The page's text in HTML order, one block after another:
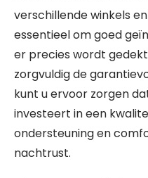
verschillende winkels
essentieel om goed
er precies wordt
zorgvuldig de
kunt u ervoor zorgen
investeert in een
ondersteuning en
nachtrust.